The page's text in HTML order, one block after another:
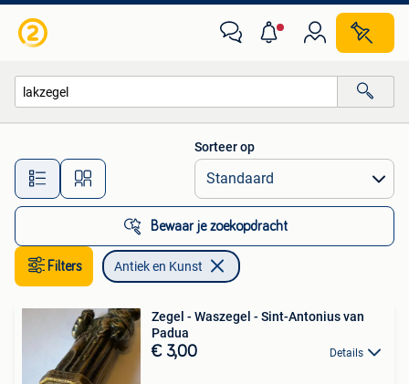
Alle afstanden…
Sorteer op
Bewaar je zoekopdracht
Filters Antiek en Kunst
Zegel - Waszegel - Sint-Antonius van
Padua
€ 3,00 Details